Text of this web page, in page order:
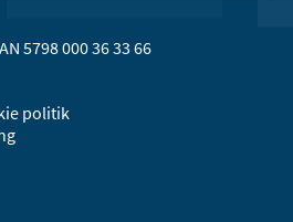
5798 000 36 33 66
politik